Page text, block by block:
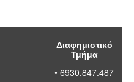
Διαφημιστικό
Τμήμα
• 6930.847.487